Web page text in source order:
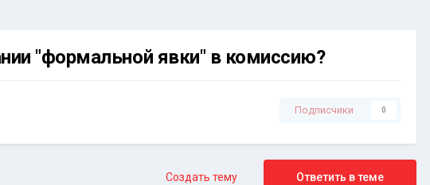
"формальной явки" в комиссию?
Подписчики 0
Ответить в теме
Создать тему